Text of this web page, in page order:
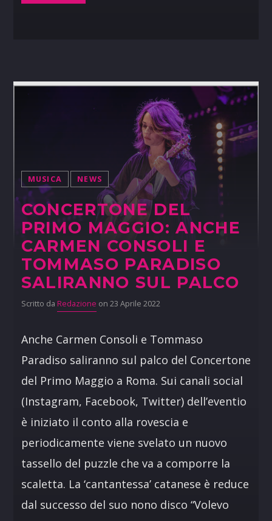
MUSICA NEWS
CONCERTONE DEL
PRIMO MAGGIO: ANCHE
CARMEN CONSOLI E
TOMMASO PARADISO
SALIRANNO SUL PALCO
Scritto da Redazione on 23 Aprile 2022
Anche Carmen Consoli e Tommaso
Paradiso saliranno sul palco del Concertone
del Primo Maggio a Roma. Sui canali social
(Instagram, Facebook, Twitter) dell’eventio
è iniziato il conto alla rovescia e
periodicamente viene svelato un nuovo
tassello del puzzle che va a comporre la
scaletta. La ‘cantantessa’ catanese è reduce
dal successo del suo nono disco “Volevo